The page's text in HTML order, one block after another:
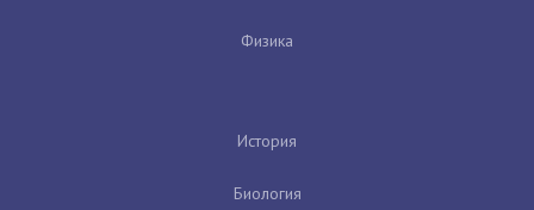
Физика
История
Биология